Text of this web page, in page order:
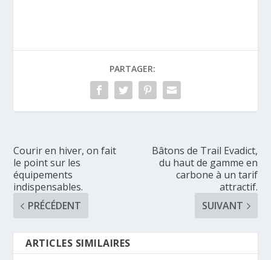
PARTAGER:
Courir en hiver, on fait
le point sur les
équipements
indispensables.
PRÉCÉDENT
Bâtons de Trail Evadict,
du haut de gamme en
carbone à un tarif
attractif.
SUIVANT
ARTICLES SIMILAIRES